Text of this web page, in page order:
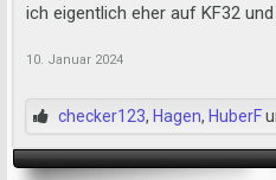
ich eigentlich eher auf KF32
10. Januar 2024
checker123, Hagen, HuberF